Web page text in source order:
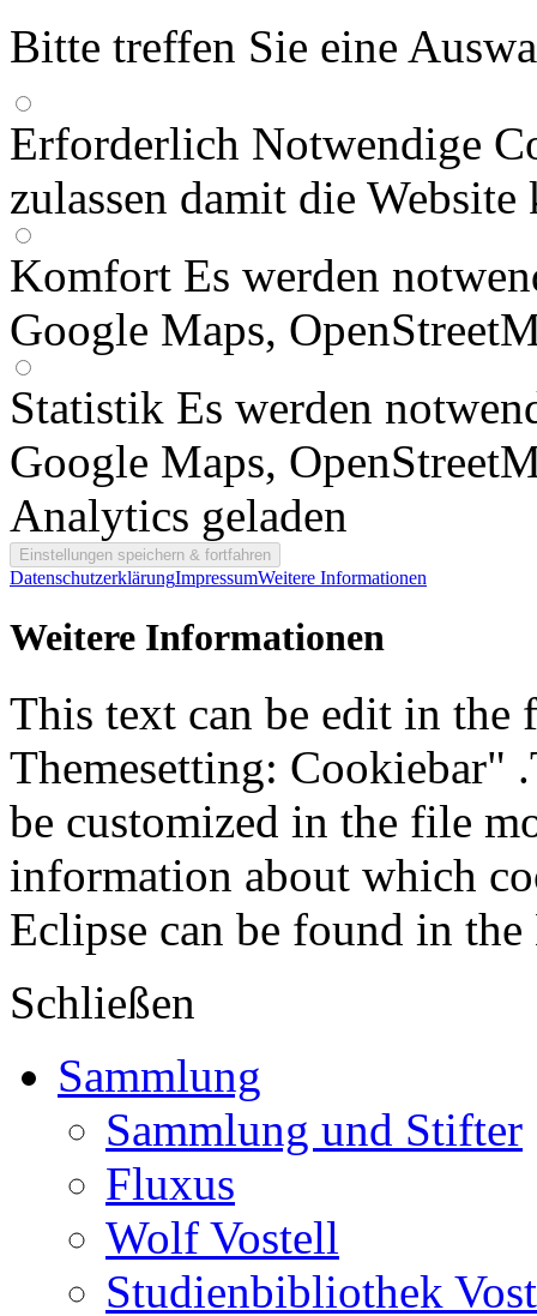
Bitte treffen Sie eine
Erforderlich Notwendige
zulassen damit die
Komfort Es werden
Google Maps,
Statistik Es werden
Google Maps,
Analytics geladen
DatenschutzerklärungImpressumWeitere Informationen
Weitere Informationen
This text can be edit in the
Themesetting: Cookiebar"
be customized in the file
information about which
Eclipse can be found in
Schließen
Sammlung
Sammlung und Stifter
Fluxus
Wolf Vostell
Studienbibliothek